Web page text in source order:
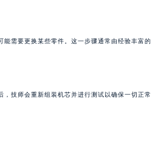
能需要更换某些零件。这一步骤通常由经验丰富的
技师会重新组装机芯并进行测试以确保一切正常